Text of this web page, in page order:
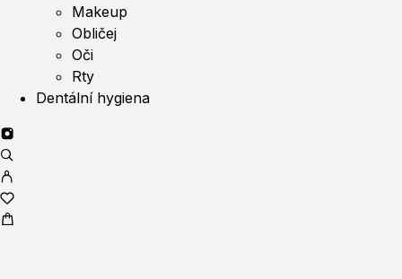
Makeup
Obličej
Oči
Rty
Dentální hygiena